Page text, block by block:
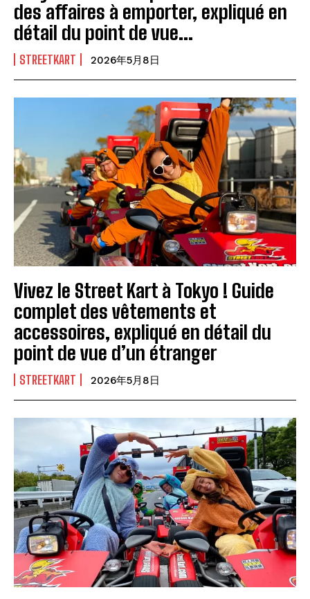
des affaires à emporter, expliqué en
détail du point de vue...
STREETKART 2026年5月8日
Vivez le Street Kart à Tokyo ! Guide
complet des vêtements et
accessoires, expliqué en détail du
point de vue d’un étranger
STREETKART 2026年5月8日